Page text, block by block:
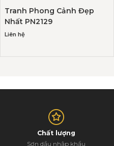
Tranh Phong Cảnh Đẹp
Nhất PN2129
Liên hệ
Chất lượng
Sơn dầu nhập khẩu